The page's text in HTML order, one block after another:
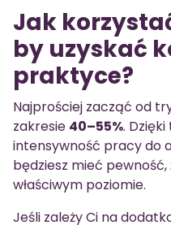
Jak
by uzyskać
praktyce?
Najprościej zacząć od
zakresie 40–55%.
intensywność pracy do
będziesz mieć
właściwym poziomie.
Jeśli zależy Ci na